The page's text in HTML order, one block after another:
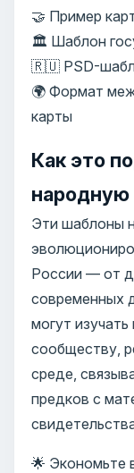
🤝 Пример
🏛️ Шаблон
🇷🇺 PSD-
🌍 Формат
карты
Как это
народную
Эти шаблоны
России — от
современных
могут
сообществу,
среде,
предков с
🌟 Экономьте